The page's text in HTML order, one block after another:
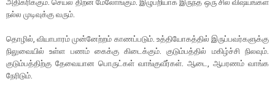
நல்ல முடிவுக்கு வரும்.
தொழில், வியாபாரம் முன்னேற்றம் காணப்படும். உத்தியோகத்தில் இருப்பவர்களுக்கு
நிலுவையில் உள்ள பணம் கைக்கு கிடைக்கும். குடும்பத்தில் மகிழ்ச்சி நிலவும்.
குடும்பத்திற்கு தேவையான பொருட்கள் வாங்குவீர்கள். ஆடை, ஆபரணம் வாங்க
நேரிடும்.